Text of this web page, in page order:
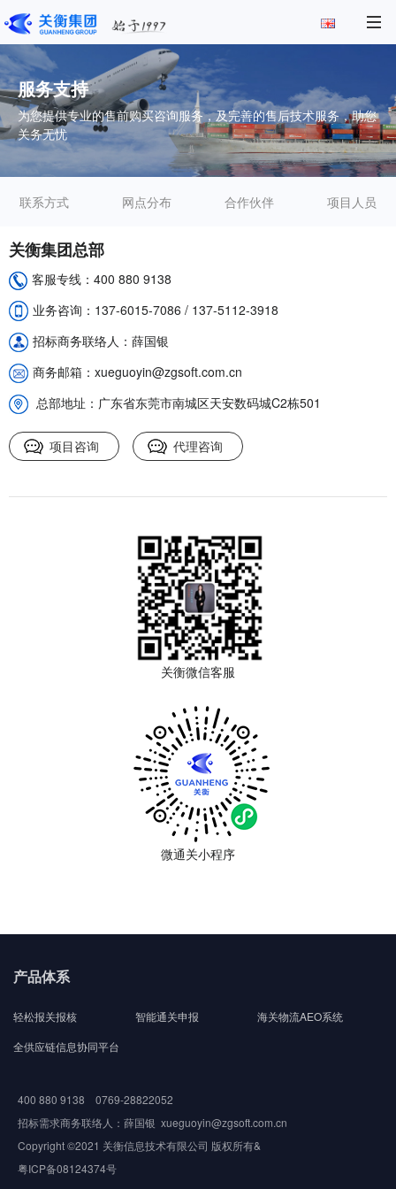
服务支持
为您提供专业的售前购买咨询服务，及完善的售后技术服务，助您
关务无忧
联系方式 网点分布 合作伙伴 项目人员
关衡集团总部
客服专线：400 880 9138
业务咨询：137-6015-7086 / 137-5112-3918
招标商务联络人：薛国银
商务邮箱：xueguoyin@zgsoft.com.cn
总部地址：广东省东莞市南城区天安数码城C2栋501
项目咨询 代理咨询
关衡微信客服
微通关小程序
产品体系
轻松报关报核 智能通关申报
海关物流AEO系统
全供应链信息协同平台
400 880 9138 0769-28822052
招标需求商务联络人：薛国银 xueguoyin@zgsoft.com.cn
Copyright ©2021 关衡信息技术有限公司 版权所有&
粤ICP备08124374号